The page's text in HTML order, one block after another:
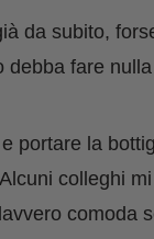
da subito,
debba fare
portare la
colleghi